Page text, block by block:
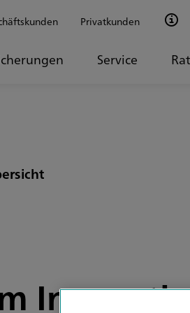
Privatkunden
Service